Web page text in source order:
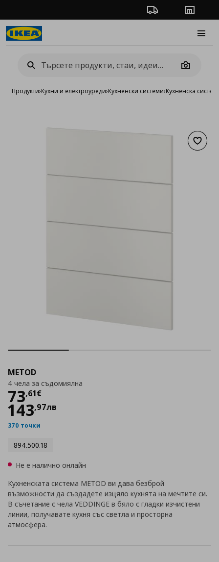
Проследяване на
Camera
Продукти›Кухни и електроуреди›Кухненски системи›Кухненска
METOD
4 чела за съдомиялна
73,61€
Цена
143,97лв
370 точки
894.500.18
Не е налично онлайн
Кухненската система METOD ви дава безброй
възможности да създадете изцяло кухнята на мечтите си.
В съчетание с чела VEDDINGE в бяло с гладки изчистени
линии, получавате кухня със светла и просторна
атмосфера.